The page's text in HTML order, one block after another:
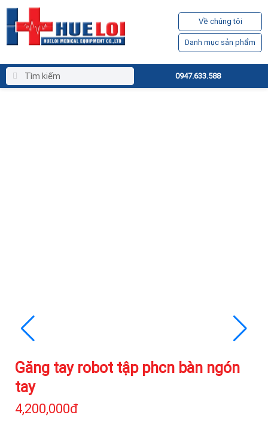
Về chúng tôi
Danh mục sản phẩm
0947.633.588
Găng tay robot tập phcn bàn ngón
tay
4,200,000đ